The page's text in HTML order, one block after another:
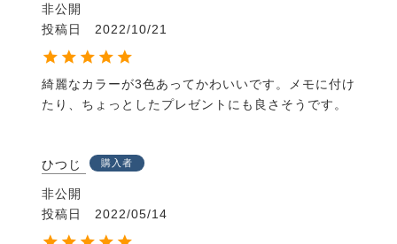
非公開
投稿日
2022/10/21
綺麗なカラーが3色あってかわいいです。メモに付け
たり、ちょっとしたプレゼントにも良さそうです。
ひつじ 購入者
非公開
投稿日
2022/05/14